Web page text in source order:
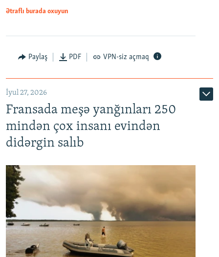
Ətraflı burada oxuyun
Paylaş PDF VPN-siz açmaq
İyul 27, 2026
Fransada meşə yanğınları 250
mindən çox insanı evindən
didərgin salıb